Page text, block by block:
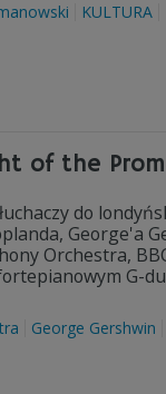
KULTURA
of the
do
George'a
Orchestra,
G-
George Gershwin